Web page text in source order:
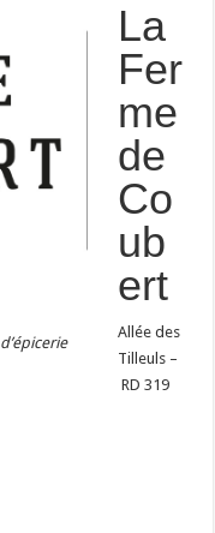
La
Fer
me
de
Co
ub
ert
Allée des
Tilleuls –
RD 319